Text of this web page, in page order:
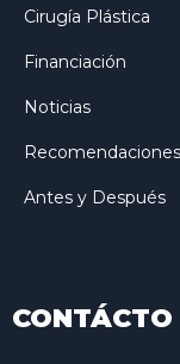
Cirugía Plástica
Financiación
Noticias
Recomendaciones
Antes y Después
CONTÁCTO